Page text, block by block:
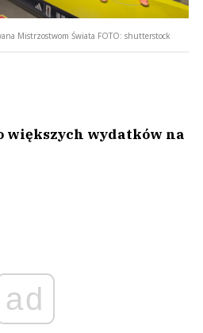
Mistrzostwom Świata FOTO: shutterstock
większych wydatków na
ad